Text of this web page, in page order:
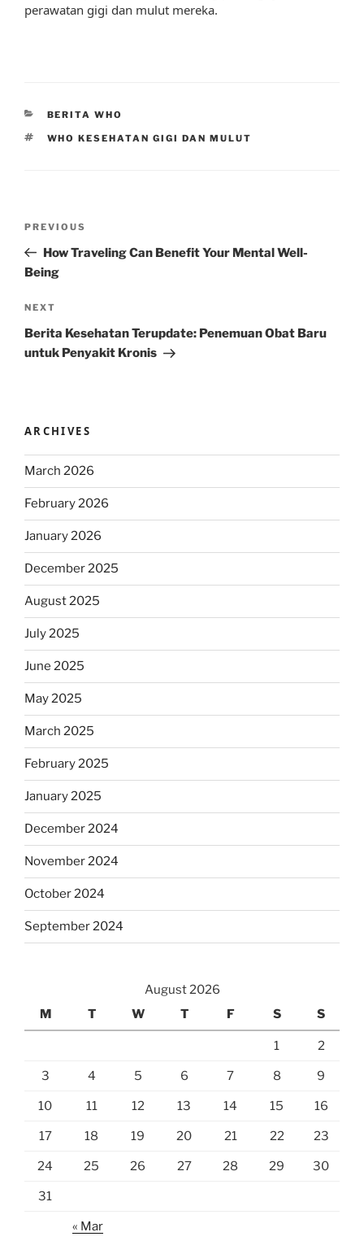
perawatan gigi dan mulut mereka.
CATEGORIES
BERITA WHO
TAGS
WHO KESEHATAN GIGI DAN MULUT
Previous
Post
PREVIOUS
How Traveling Can Benefit Your Mental Well-
Being
Next
Post
NEXT
Berita Kesehatan Terupdate: Penemuan Obat Baru
untuk Penyakit Kronis
ARCHIVES
March 2026
February 2026
January 2026
December 2025
August 2025
July 2025
June 2025
May 2025
March 2025
February 2025
January 2025
December 2024
November 2024
October 2024
September 2024
August 2026
M
T W T F S S
1 2
3 4 5 6 7 8 9
10 11 12 13 14 15 16
17 18 19 20 21 22 23
24 25 26 27 28 29 30
31
« Mar